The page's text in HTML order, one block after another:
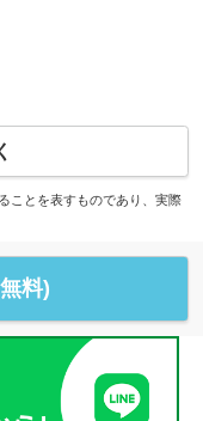
ことを表すものであり、実際
料)